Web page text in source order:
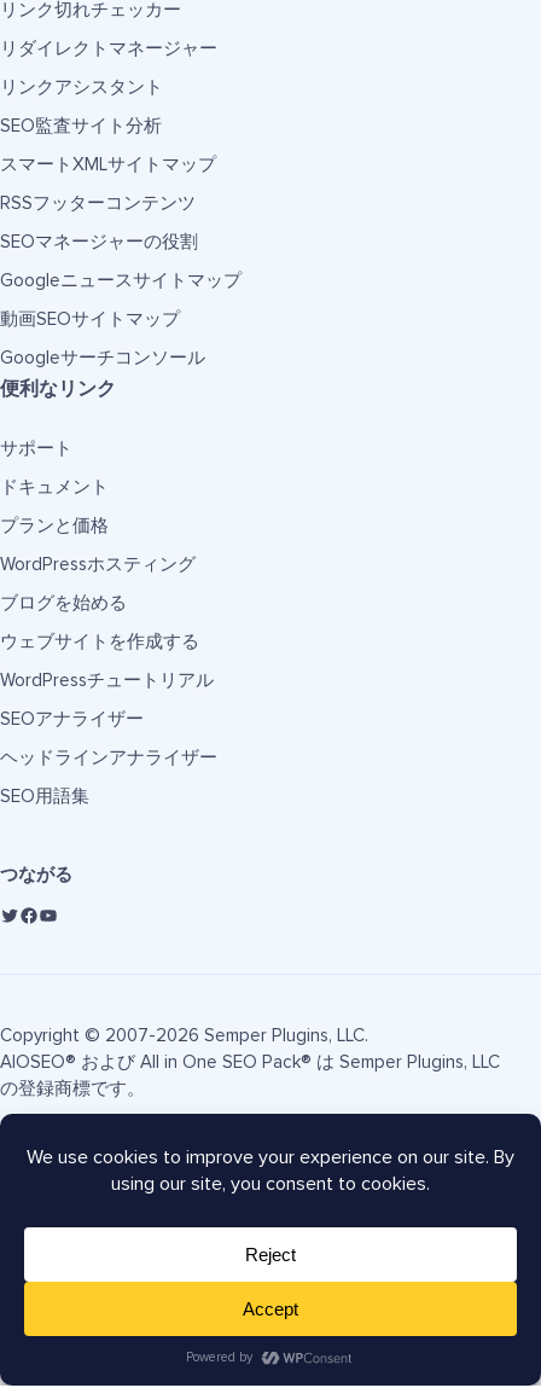
リンク切れチェッカー
リダイレクトマネージャー
リンクアシスタント
SEO監査サイト分析
スマートXMLサイトマップ
RSSフッターコンテンツ
SEOマネージャーの役割
Googleニュースサイトマップ
動画SEOサイトマップ
Googleサーチコンソール
便利なリンク
サポート
ドキュメント
プランと価格
WordPressホスティング
ブログを始める
ウェブサイトを作成する
WordPressチュートリアル
SEOアナライザー
ヘッドラインアナライザー
SEO用語集
つながる
Copyright © 2007-2026 Semper Plugins, LLC.
AIOSEO® および All in One SEO Pack® は Semper Plugins, LLC
の登録商標です。
利用規約 プライバシーポリシー FTC開示
サイトマップ
AIOSEOクーポン